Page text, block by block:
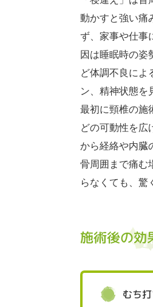
動かすと強い痛
ず、家事や仕事
因は睡眠時の姿
ど体調不良によ
ン、精神状態を
最初に頸椎の施
どの可動性を広
から経絡や内臓
骨周囲まで痛む
らなくても、驚
施術後の効
むち